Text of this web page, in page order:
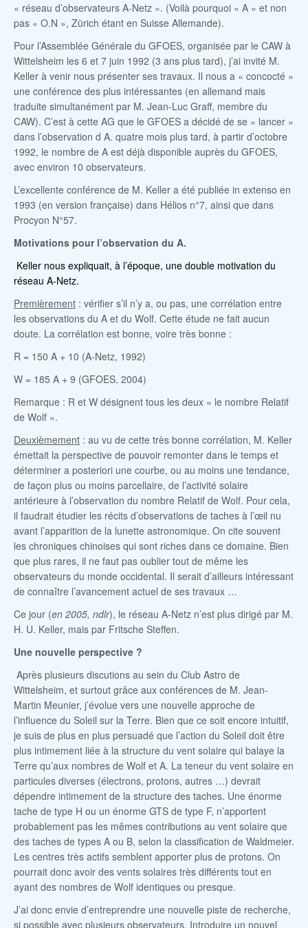
« réseau d’observateurs A-Netz ». (Voilà pourquoi « A » et non
pas « O.N », Zürich étant en Suisse Allemande).
Pour l’Assemblée Générale du GFOES, organisée par le CAW à
Wittelsheim les 6 et 7 juin 1992 (3 ans plus tard), j’ai invité M.
Keller à venir nous présenter ses travaux. Il nous a « concocté »
une conférence des plus intéressantes (en allemand mais
traduite simultanément par M. Jean-Luc Graff, membre du
CAW). C’est à cette AG que le GFOES a décidé de se « lancer »
dans l’observation d A. quatre mois plus tard, à partir d’octobre
1992, le nombre de A est déjà disponible auprès du GFOES,
avec environ 10 observateurs.
L’excellente conférence de M. Keller a été publiée in extenso en
1993 (en version française) dans Hélios n°7, ainsi que dans
Procyon N°57.
Motivations pour l’observation du A.
Keller nous expliquait, à l’époque, une double motivation du
réseau A-Netz.
Premièrement : vérifier s’il n’y a, ou pas, une corrélation entre
les observations du A et du Wolf. Cette étude ne fait aucun
doute. La corrélation est bonne, voire très bonne :
R = 150 A + 10 (A-Netz, 1992)
W = 185 A + 9 (GFOES, 2004)
Remarque : R et W désignent tous les deux « le nombre Relatif
de Wolf ».
Deuxièmement : au vu de cette très bonne corrélation, M. Keller
émettait la perspective de pouvoir remonter dans le temps et
déterminer a posteriori une courbe, ou au moins une tendance,
de façon plus ou moins parcellaire, de l’activité solaire
antérieure à l’observation du nombre Relatif de Wolf. Pour cela,
il faudrait étudier les récits d’observations de taches à l’œil nu
avant l’apparition de la lunette astronomique. On cite souvent
les chroniques chinoises qui sont riches dans ce domaine. Bien
que plus rares, il ne faut pas oublier tout de même les
observateurs du monde occidental. Il serait d’ailleurs intéressant
de connaître l’avancement actuel de ses travaux …
Ce jour (en 2005, ndlr), le réseau A-Netz n’est plus dirigé par M.
H. U. Keller, mais par Fritsche Steffen.
Une nouvelle perspective ?
Après plusieurs discutions au sein du Club Astro de
Wittelsheim, et surtout grâce aux conférences de M. Jean-
Martin Meunier, j’évolue vers une nouvelle approche de
l’influence du Soleil sur la Terre. Bien que ce soit encore intuitif,
je suis de plus en plus persuadé que l’action du Soleil doit être
plus intimement liée à la structure du vent solaire qui balaye la
Terre qu’aux nombres de Wolf et A. La teneur du vent solaire en
particules diverses (électrons, protons, autres …) devrait
dépendre intimement de la structure des taches. Une énorme
tache de type H ou un énorme GTS de type F, n’apportent
probablement pas les mêmes contributions au vent solaire que
des taches de types A ou B, selon la classification de Waldmeier.
Les centres très actifs semblent apporter plus de protons. On
pourrait donc avoir des vents solaires très différents tout en
ayant des nombres de Wolf identiques ou presque.
J’ai donc envie d’entreprendre une nouvelle piste de recherche,
si possible avec plusieurs observateurs. Introduire un nouvel